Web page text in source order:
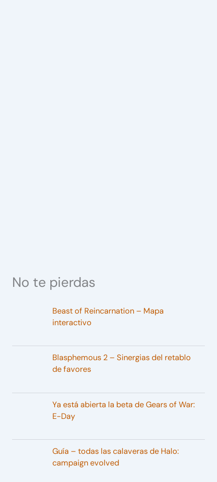
No te pierdas
Beast of Reincarnation – Mapa
interactivo
Blasphemous 2 – Sinergias del retablo
de favores
Ya está abierta la beta de Gears of War:
E-Day
Guía – todas las calaveras de Halo:
campaign evolved